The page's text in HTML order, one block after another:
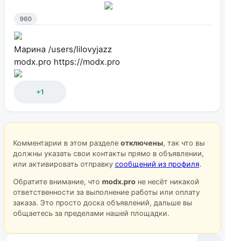
960
Марина /users/lilovyjazz
modx.pro https://modx.pro
+1
Комментарии в этом разделе отключены, так что вы
должны указать свои контакты прямо в объявлении,
или активировать отправку сообщений из профиля.
Обратите внимание, что modx.proне несёт никакой
ответственности за выполнение работы или оплату
заказа. Это просто доска объявлений, дальше вы
общаетесь за пределами нашей площадки.